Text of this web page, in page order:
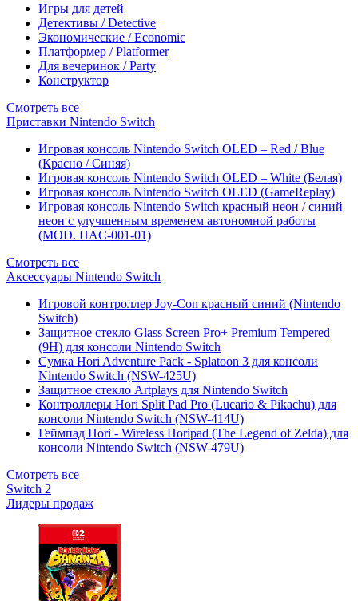
Игры для детей
Детективы / Detective
Экономические / Economic
Платформер / Platformer
Для вечеринок / Party
Конструктор
Смотреть все
Приставки Nintendo Switch
Игровая консоль Nintendo Switch OLED – Red / Blue
(Красно / Синяя)
Игровая консоль Nintendo Switch OLED – White (Белая)
Игровая консоль Nintendo Switch OLED (GameReplay)
Игровая консоль Nintendo Switch красный неон / синий
неон с улучшенным временем автономной работы
(MOD. HAC-001-01)
Смотреть все
Аксессуары Nintendo Switch
Игровой контроллер Joy-Con красный синий (Nintendo
Switch)
Защитное стекло Glass Screen Pro+ Premium Tempered
(9H) для консоли Nintendo Switch
Сумка Hori Adventure Pack - Splatoon 3 для консоли
Nintendo Switch (NSW-425U)
Защитное стекло Artplays для Nintendo Switch
Контроллеры Hori Split Pad Pro (Lucario & Pikachu) для
консоли Nintendo Switch (NSW-414U)
Геймпад Hori - Wireless Horipad (The Legend of Zelda) для
консоли Nintendo Switch (NSW-479U)
Смотреть все
Switch 2
Лидеры продаж